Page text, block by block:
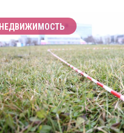
НЕДВИЖИМОСТЬ